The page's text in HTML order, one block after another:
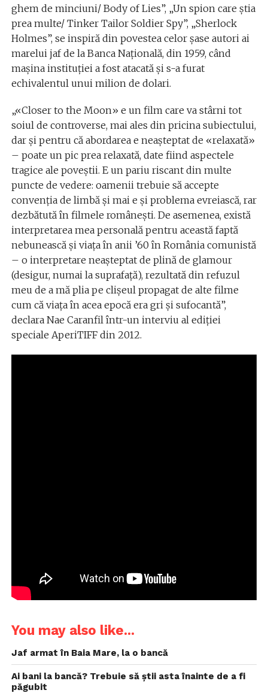
ghem de minciuni/ Body of Lies”, „Un spion care ştia
prea multe/ Tinker Tailor Soldier Spy”, „Sherlock
Holmes”, se inspiră din povestea celor şase autori ai
marelui jaf de la Banca Naţională, din 1959, când
maşina instituţiei a fost atacată şi s-a furat
echivalentul unui milion de dolari.
„«Closer to the Moon» e un film care va stârni tot
soiul de controverse, mai ales din pricina subiectului,
dar şi pentru că abordarea e neaşteptat de «relaxată»
– poate un pic prea relaxată, date fiind aspectele
tragice ale poveştii. E un pariu riscant din multe
puncte de vedere: oamenii trebuie să accepte
convenţia de limbă şi mai e şi problema evreiască, rar
dezbătută în filmele româneşti. De asemenea, există
interpretarea mea personală pentru această faptă
nebunească şi viaţa în anii ’60 în România comunistă
– o interpretare neaşteptat de plină de glamour
(desigur, numai la suprafaţă), rezultată din refuzul
meu de a mă plia pe clişeul propagat de alte filme
cum că viaţa în acea epocă era gri şi sufocantă”,
declara Nae Caranfil într-un interviu al ediţiei
speciale AperiTIFF din 2012.
You may also like...
Jaf armat în Baia Mare, la o bancă
Ai bani la bancă? Trebuie să știi asta înainte de a fi
păgubit